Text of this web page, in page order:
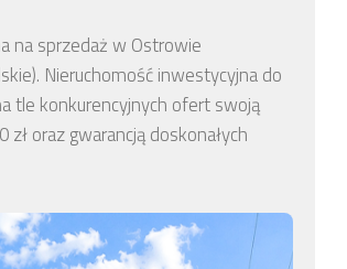
na sprzedaż w Ostrowie
Nieruchomość inwestycyjna do
tle konkurencyjnych ofert swoją
oraz gwarancją doskonałych